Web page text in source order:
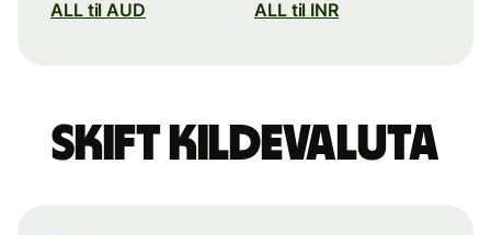
ALL til AUD ALL til INR
Skift kildevaluta